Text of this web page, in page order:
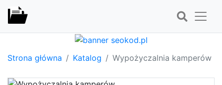
Strona główna Katalog Wypożyczalnia kamperów